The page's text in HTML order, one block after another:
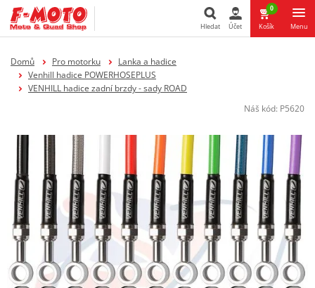
Hledat Účet
0
Košík Menu
Domů Pro motorku
Lanka a hadice
Venhill hadice POWERHOSEPLUS
VENHILL hadice zadní brzdy - sady ROAD
Náš kód: P5620